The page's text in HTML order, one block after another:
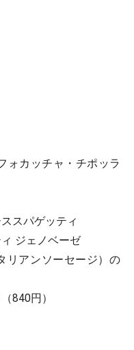
カッチャ・チポッラ
スパゲッティ
ジェノベーゼ
リアンソーセージ）の
840円）